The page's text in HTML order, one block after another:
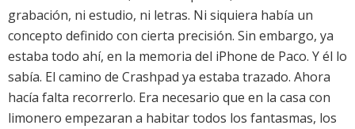
grabación, ni estudio, ni letras. Ni siquiera había un
concepto definido con cierta precisión. Sin embargo, ya
estaba todo ahí, en la memoria del iPhone de Paco. Y él lo
sabía. El camino de Crashpad ya estaba trazado. Ahora
hacía falta recorrerlo. Era necesario que en la casa con
limonero empezaran a habitar todos los fantasmas, los